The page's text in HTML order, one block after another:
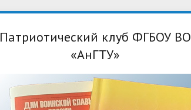
Патриотический клуб ФГБОУ ВО
«АнГТУ»